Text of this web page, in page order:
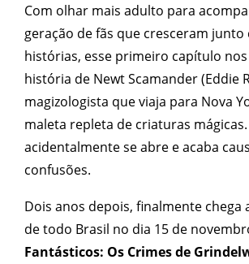
Com olhar mais adulto para
geração de fãs que cresceram junto
histórias, esse primeiro capítulo
história de Newt Scamander (Eddie
magizologista que viaja para Nova
maleta repleta de criaturas
acidentalmente se abre e acaba
confusões.
Dois anos depois, finalmente chega
de todo Brasil no dia 15 de
Fantásticos: Os Crimes de